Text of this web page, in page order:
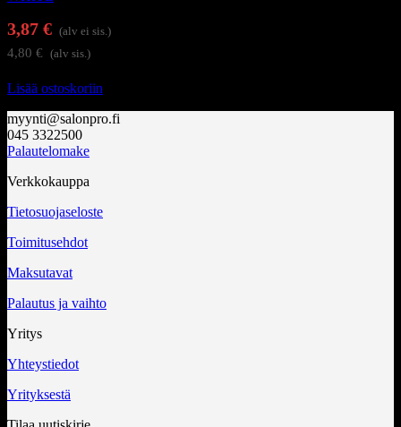
3,87 € (alv ei sis.)
4,80 € (alv sis.)
Lisää ostoskoriin
myynti@salonpro.fi
045 3322500
Palautelomake
Verkkokauppa
Tietosuojaseloste
Toimitusehdot
Maksutavat
Palautus ja vaihto
Yritys
Yhteystiedot
Yrityksestä